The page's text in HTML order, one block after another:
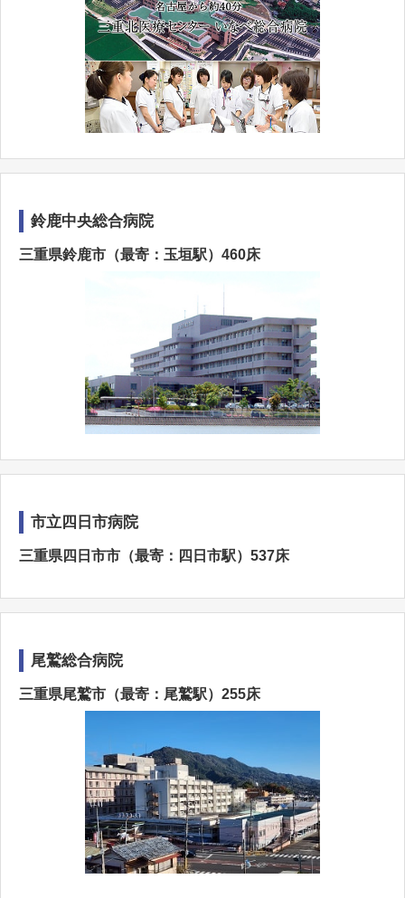
鈴鹿中央総合病院
三重県鈴鹿市（最寄：玉垣駅）460床
市立四日市病院
三重県四日市市（最寄：四日市駅）537床
尾鷲総合病院
三重県尾鷲市（最寄：尾鷲駅）255床